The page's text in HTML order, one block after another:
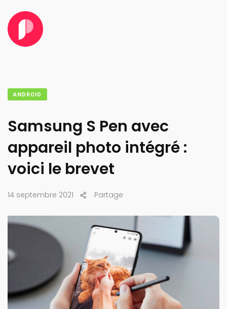
ANDROID
Samsung S Pen avec
appareil photo intégré :
voici le brevet
14 septembre 2021 Partage